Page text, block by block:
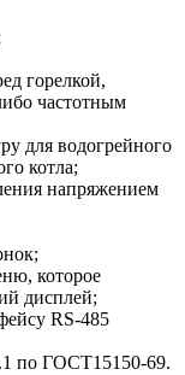
горелкой,
частотным
для водогрейного
котла;
напряжением
которое
дисплей;
RS-485
по ГОСТ15150-69.